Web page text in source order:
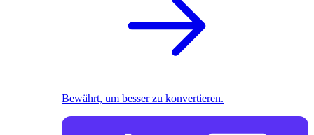
Bewährt, um besser zu konvertieren.